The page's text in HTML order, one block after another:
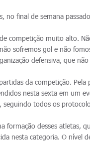
no final de semana
competição muito alto.
sofremos gol e não
defensiva, que
da competição. Pela
nesta sexta em um
seguindo todos os
formação desses atletas,
nesta categoria. O nível